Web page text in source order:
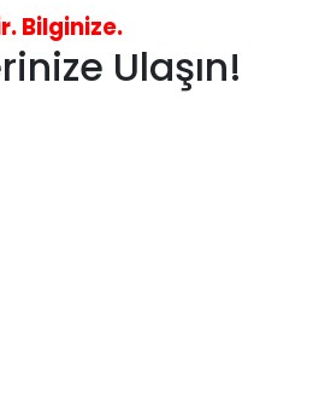
Bilginize.
Ulaşın!